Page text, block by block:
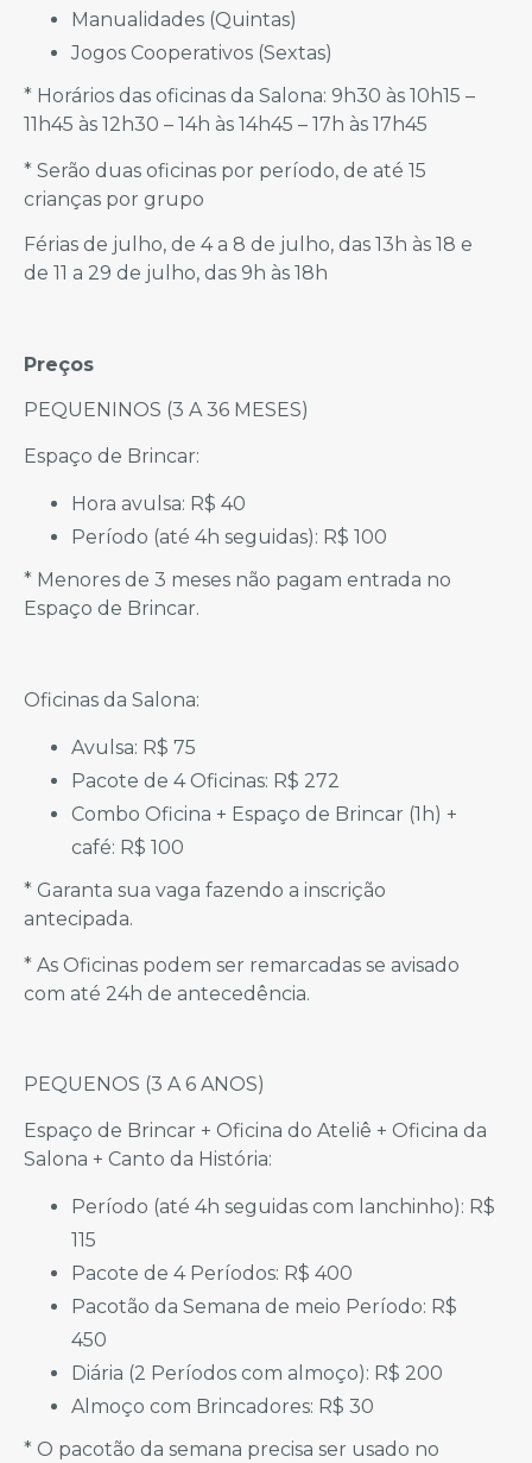
Manualidades (Quintas)
Jogos Cooperativos (Sextas)
* Horários das oficinas da Salona: 9h30 às 10h15 –
11h45 às 12h30 – 14h às 14h45 – 17h às 17h45
* Serão duas oficinas por período, de até 15
crianças por grupo
Férias de julho, de 4 a 8 de julho, das 13h às 18 e
de 11 a 29 de julho, das 9h às 18h
Preços
PEQUENINOS (3 A 36 MESES)
Espaço de Brincar:
Hora avulsa: R$ 40
Período (até 4h seguidas): R$ 100
* Menores de 3 meses não pagam entrada no
Espaço de Brincar.
Oficinas da Salona:
Avulsa: R$ 75
Pacote de 4 Oficinas: R$ 272
Combo Oficina + Espaço de Brincar (1h) +
café: R$ 100
* Garanta sua vaga fazendo a inscrição
antecipada.
* As Oficinas podem ser remarcadas se avisado
com até 24h de antecedência.
PEQUENOS (3 A 6 ANOS)
Espaço de Brincar + Oficina do Ateliê + Oficina da
Salona + Canto da História:
Período (até 4h seguidas com lanchinho): R$
115
Pacote de 4 Períodos: R$ 400
Pacotão da Semana de meio Período: R$
450
Diária (2 Períodos com almoço): R$ 200
Almoço com Brincadores: R$ 30
* O pacotão da semana precisa ser usado no